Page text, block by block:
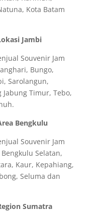
Kota Batam
Jambi
Souvenir Jam
Bungo,
Sarolangun,
Timur, Tebo,
Bengkulu
Souvenir Jam
Selatan,
Kaur, Kepahiang,
Seluma dan
Sumatra